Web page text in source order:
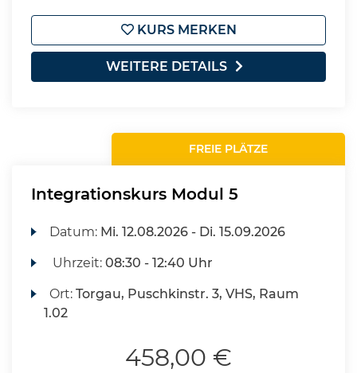
KURS MERKEN
WEITERE DETAILS
FREIE PLÄTZE
Integrationskurs Modul 5
Datum: Mi. 12.08.2026 - Di. 15.09.2026
Uhrzeit:08:30 - 12:40 Uhr
Ort:Torgau, Puschkinstr. 3, VHS, Raum
1.02
458,00 €